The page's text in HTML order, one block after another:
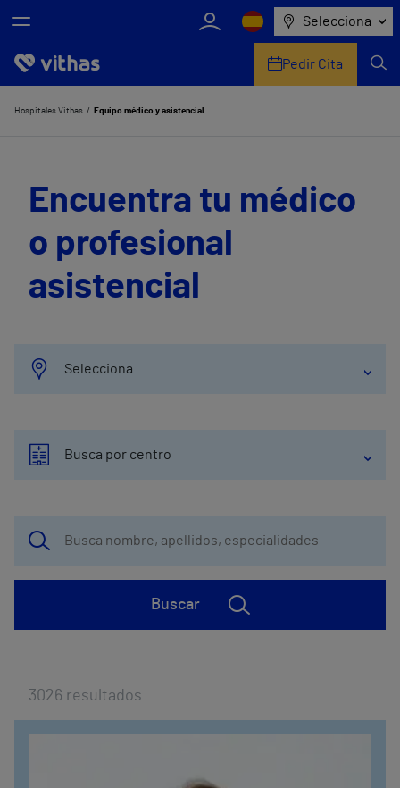
Selecciona
Nosotros
Servicios de salud
Equipo médico y asistencial
Información útil
Pedir Cita
Hospitales Vithas Equipo médico y asistencial
Encuentra tu médico
o profesional
asistencial
Selecciona
Busca por centro
Buscar
3026 resultados